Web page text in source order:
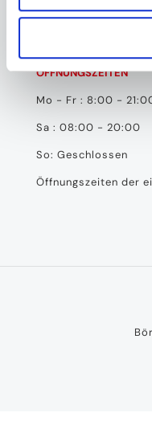
Bei uns ist immer
ÖFFNUNGSZEITEN
Mo - Fr : 8:00 -
Sa : 08:00 - 20:00
So: Geschlossen
Öffnungszeiten der